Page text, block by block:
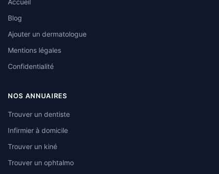
Accueil
Blog
Ajouter un dermatologue
Mentions légales
Confidentialité
NOS ANNUAIRES
Trouver un dentiste
Infirmier à domicile
Trouver un kiné
Trouver un ophtalmo